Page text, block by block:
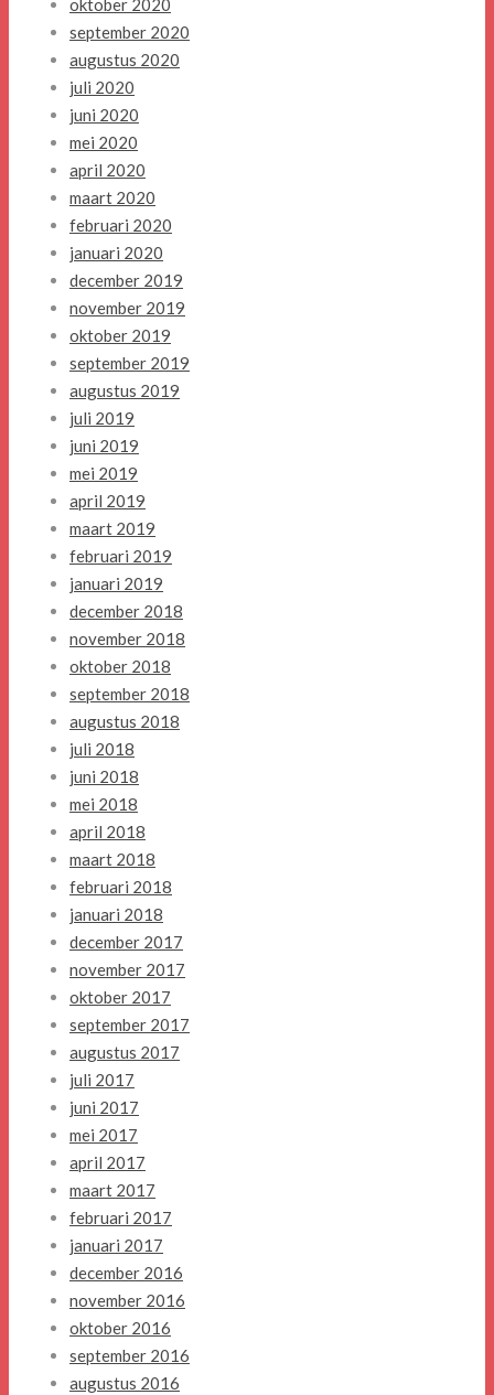
oktober 2020
september 2020
augustus 2020
juli 2020
juni 2020
mei 2020
april 2020
maart 2020
februari 2020
januari 2020
december 2019
november 2019
oktober 2019
september 2019
augustus 2019
juli 2019
juni 2019
mei 2019
april 2019
maart 2019
februari 2019
januari 2019
december 2018
november 2018
oktober 2018
september 2018
augustus 2018
juli 2018
juni 2018
mei 2018
april 2018
maart 2018
februari 2018
januari 2018
december 2017
november 2017
oktober 2017
september 2017
augustus 2017
juli 2017
juni 2017
mei 2017
april 2017
maart 2017
februari 2017
januari 2017
december 2016
november 2016
oktober 2016
september 2016
augustus 2016